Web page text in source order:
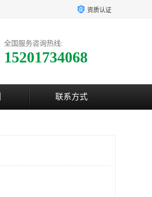
资质认证
全国服务咨询热线:
15201734068
联系方式